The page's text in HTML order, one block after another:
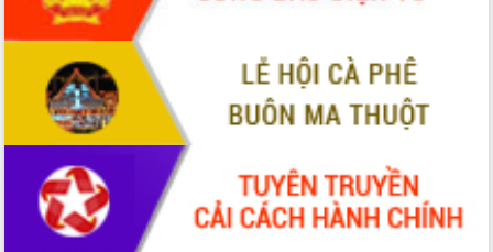
Định vị cà phê Việt Nam như một “di
sản sống” trong dòng chảy toàn cầu
Xây dựng nông thôn mới: Nâng cao đời
sống người dân từ những mô hình thiết
Quyết liệt tháo gỡ vướng mắc, đẩy
nhanh tiến độ các dự án trọng điểm
trong Khu kinh tế Nam Phú Yên
Hòn Yến phát triển du lịch gắn với bảo
tồn biển